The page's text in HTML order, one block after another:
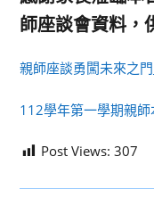
師座談會資料，
親師座談勇闖未來之
112學年第一學期親師
Post Views: 307